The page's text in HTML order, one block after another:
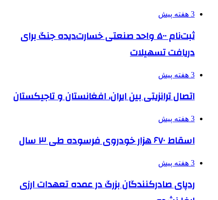
3 هفته پیش
ثبت‌نام ۵۰۰ واحد صنعتی خسارت‌دیده جنگ برای
دریافت تسهیلات
3 هفته پیش
اتصال ترانزیتی بین ایران، افغانستان و تاجیکستان
3 هفته پیش
اسقاط ۶۷۰ هزار خودروی فرسوده طی ۳ سال
3 هفته پیش
ردپای صادرکنندگان بزرگ در عمده تعهدات ارزی